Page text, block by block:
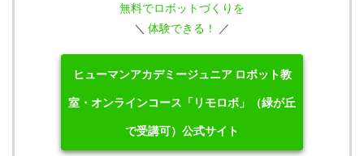
無料でロボットづくりを
＼ 体験できる！ ／
ヒューマンアカデミージュニア ロボット教
室・オンラインコース「リモロボ」（緑が丘
で受講可）公式サイト